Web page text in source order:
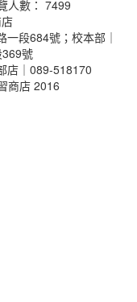
人數： 7499
段684號；校本部｜
號
店｜089-518170
商店 2016